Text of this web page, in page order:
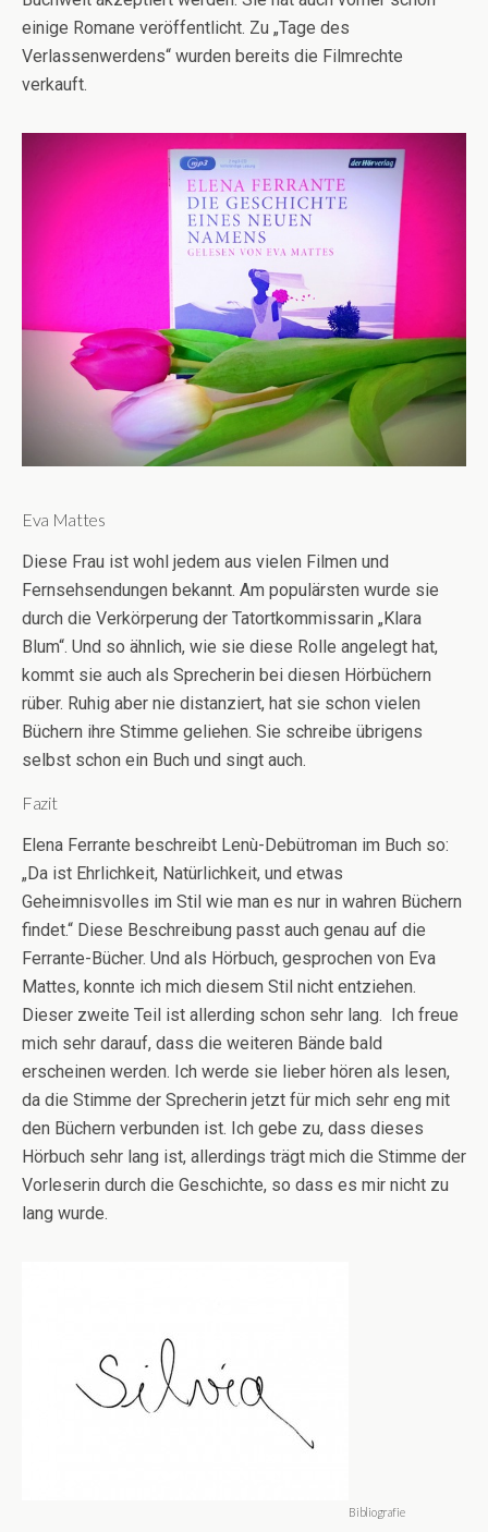
einige Romane veröffentlicht. Zu „Tage des
Verlassenwerdens“ wurden bereits die Filmrechte
verkauft.
Eva Mattes
Diese Frau ist wohl jedem aus vielen Filmen und
Fernsehsendungen bekannt. Am populärsten wurde sie
durch die Verkörperung der Tatortkommissarin „Klara
Blum“. Und so ähnlich, wie sie diese Rolle angelegt hat,
kommt sie auch als Sprecherin bei diesen Hörbüchern
rüber. Ruhig aber nie distanziert, hat sie schon vielen
Büchern ihre Stimme geliehen. Sie schreibe übrigens
selbst schon ein Buch und singt auch.
Fazit
Elena Ferrante beschreibt Lenù-Debütroman im Buch so:
„Da ist Ehrlichkeit, Natürlichkeit, und etwas
Geheimnisvolles im Stil wie man es nur in wahren Büchern
findet.“ Diese Beschreibung passt auch genau auf die
Ferrante-Bücher. Und als Hörbuch, gesprochen von Eva
Mattes, konnte ich mich diesem Stil nicht entziehen.
Dieser zweite Teil ist allerding schon sehr lang. Ich freue
mich sehr darauf, dass die weiteren Bände bald
erscheinen werden. Ich werde sie lieber hören als lesen,
da die Stimme der Sprecherin jetzt für mich sehr eng mit
den Büchern verbunden ist. Ich gebe zu, dass dieses
Hörbuch sehr lang ist, allerdings trägt mich die Stimme der
Vorleserin durch die Geschichte, so dass es mir nicht zu
lang wurde.
Bibliografie